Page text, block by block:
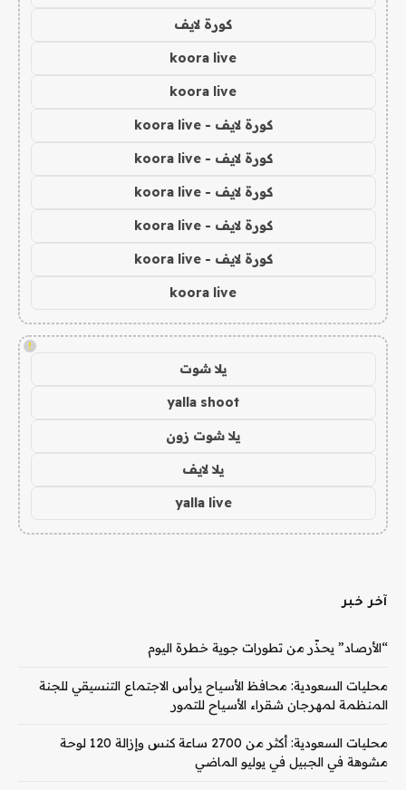
كورة لايف
koora live
koora live
كورة لايف - koora live
كورة لايف - koora live
كورة لايف - koora live
كورة لايف - koora live
كورة لايف - koora live
koora live
!
يلا شوت
yalla shoot
يلا شوت زون
يلا لايف
yalla live
آخر خبر
“الأرصاد” يحذّر من تطورات جوية خطرة اليوم
محليات السعودية: محافظ الأسياح يرأس الاجتماع التنسيقي للجنة
المنظمة لمهرجان شقراء الأسياح للتمور
محليات السعودية: أكثر من 2700 ساعة كنس وإزالة 120 لوحة
مشوهة في الجبيل في يوليو الماضي